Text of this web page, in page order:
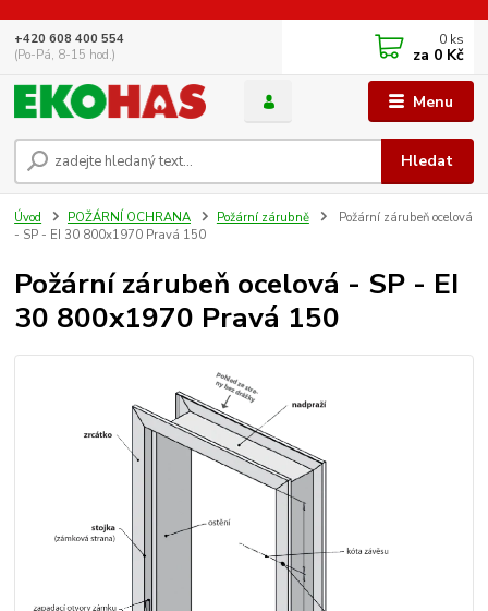
Menu
Hledat
+420 608 400 554
(Po-Pá, 8-15 hod.)
0 ks
za 0 Kč
Úvod POŽÁRNÍ OCHRANA Požární zárubně
Požární zárubeň ocelová
- SP - EI 30 800x1970 Pravá 150
Požární zárubeň ocelová - SP - EI
30 800x1970 Pravá 150